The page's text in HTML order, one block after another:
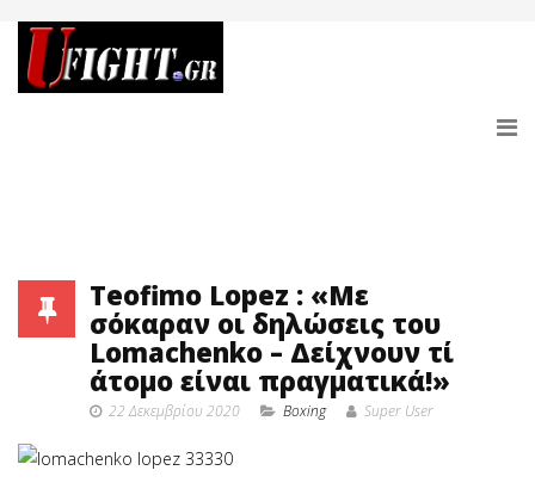
Teofimo Lopez : «Με
σόκαραν οι δηλώσεις του
Lomachenko – Δείχνουν τί
άτομο είναι πραγματικά!»
22 Δεκεμβρίου 2020 Boxing Super User